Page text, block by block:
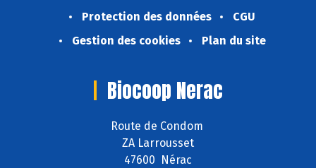
Protection des données
CGU
Gestion des cookies
Plan du site
Biocoop Nerac
Route de Condom
ZA Larrousset
47600 Nérac